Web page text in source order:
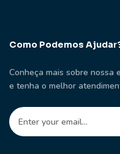
Como Podemos
Conheça mais sobre nossa
e tenha o melhor